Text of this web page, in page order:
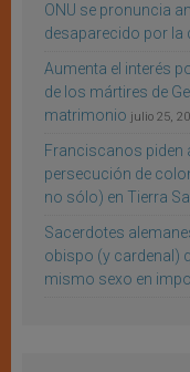
ONU se pronuncia
desaparecido por la
Aumenta el interés
de los mártires de
matrimonio julio 25,
Franciscanos piden
persecución de
no sólo) en Tierra
Sacerdotes
obispo (y cardenal)
mismo sexo en